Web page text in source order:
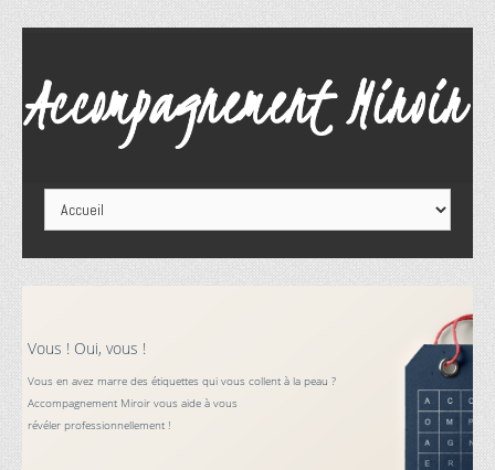
Vous ! Oui, vous !
Vous en avez marre des étiquettes qui vous collent à la peau ?
Accompagnement Miroir vous aide à vous
révéler professionnellement !